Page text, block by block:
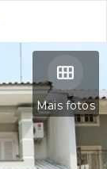
Mais fotos